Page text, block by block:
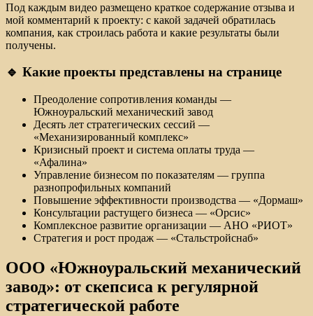
Под каждым видео размещено краткое содержание отзыва и
мой комментарий к проекту: с какой задачей обратилась
компания, как строилась работа и какие результаты были
получены.
🔹 Какие проекты представлены на странице
Преодоление сопротивления команды —
Южноуральский механический завод
Десять лет стратегических сессий —
«Механизированный комплекс»
Кризисный проект и система оплаты труда —
«Афалина»
Управление бизнесом по показателям — группа
разнопрофильных компаний
Повышение эффективности производства — «Дормаш»
Консультации растущего бизнеса — «Орсис»
Комплексное развитие организации — АНО «РИОТ»
Стратегия и рост продаж — «Стальстройснаб»
ООО «Южноуральский механический
завод»: от скепсиса к регулярной
стратегической работе